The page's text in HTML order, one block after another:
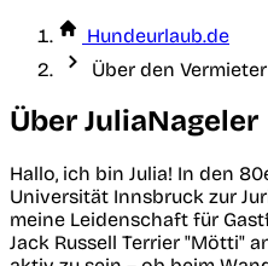
Hundeurlaub.de
Über den Vermieter
Über JuliaNageler
Hallo, ich bin Julia! In den
Universität Innsbruck zur
meine Leidenschaft für
Jack Russell Terrier "Mötti"